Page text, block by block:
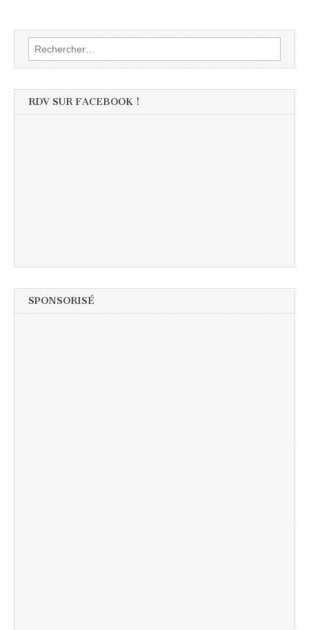
Rechercher :
RDV SUR FACEBOOK !
SPONSORISÉ